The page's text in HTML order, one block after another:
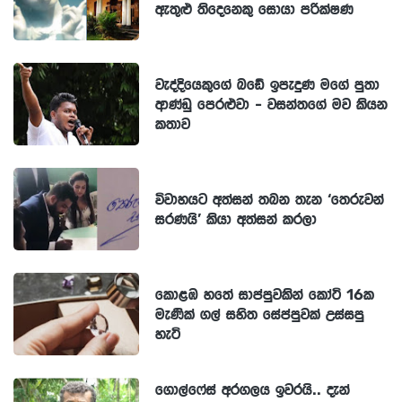
ඇතුළු තිදෙනෙකු සොයා පරික්ෂණ
වැද්දියෙකුගේ බඩේ ඉපැදුණ මගේ පුතා
ආණ්ඩු පෙරළුවා - වසන්තගේ මව කියන
කතාව
විවාහයට අත්සන් තබන තැන ‘තෙරුවන්
සරණයි’ කියා අත්සන් කරලා
කොළඹ හතේ සාප්පුවකින් කෝටි 16ක
මැණික් ගල් සහිත සේප්පුවක් උස්සපු
හැටි
ගොල්ෆේස් අරගලය ඉවරයි.. දැන්